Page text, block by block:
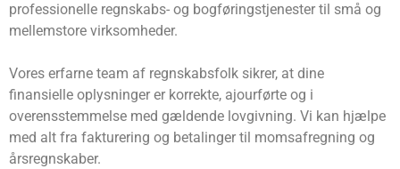
professionelle regnskabs- og bogføringstjenester til små og
mellemstore virksomheder.
Vores erfarne team af regnskabsfolk sikrer, at dine
finansielle oplysninger er korrekte, ajourførte og i
overensstemmelse med gældende lovgivning. Vi kan hjælpe
med alt fra fakturering og betalinger til momsafregning og
årsregnskaber.